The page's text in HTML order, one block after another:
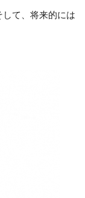
て、将来的には